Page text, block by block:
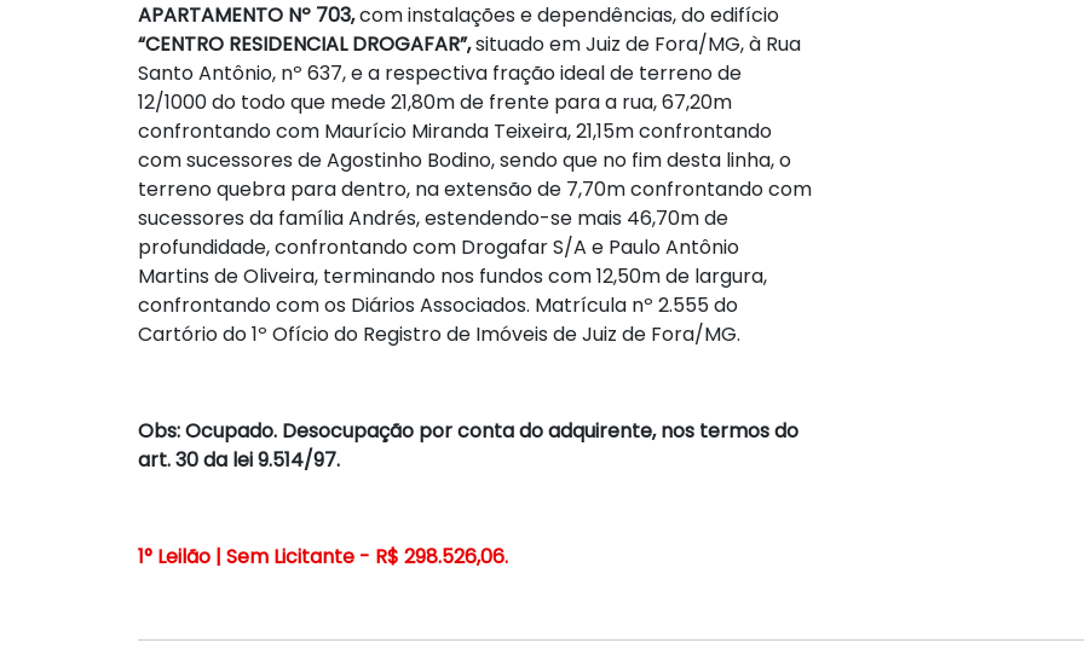
APARTAMENTO Nº 703,com instalações e dependências, do edifício
“CENTRO RESIDENCIAL DROGAFAR”,situado em Juiz de Fora/MG, à Rua
Santo Antônio, nº 637, e a respectiva fração ideal de terreno de
12/1000 do todo que mede 21,80m de frente para a rua, 67,20m
confrontando com Maurício Miranda Teixeira, 21,15m confrontando
com sucessores de Agostinho Bodino, sendo que no fim desta linha, o
terreno quebra para dentro, na extensão de 7,70m confrontando com
sucessores da família Andrés, estendendo-se mais 46,70m de
profundidade, confrontando com Drogafar S/A e Paulo Antônio
Martins de Oliveira, terminando nos fundos com 12,50m de largura,
confrontando com os Diários Associados. Matrícula nº 2.555 do
Cartório do 1º Ofício do Registro de Imóveis de Juiz de Fora/MG.
Obs: Ocupado. Desocupação por conta do adquirente, nos termos do
art. 30 da lei 9.514/97.
1° Leilão | Sem Licitante - R$ 298.526,06.